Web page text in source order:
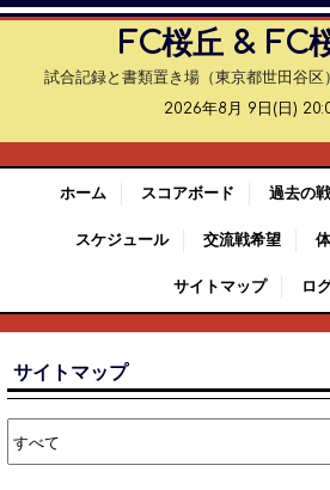
FC桜丘 & FC
試合記録と書類置き場（東京都世田谷
2026年8月 9日(日)
ホーム スコアボード 過去の
スケジュール 交流戦希望
サイトマップ ロ
サイトマップ